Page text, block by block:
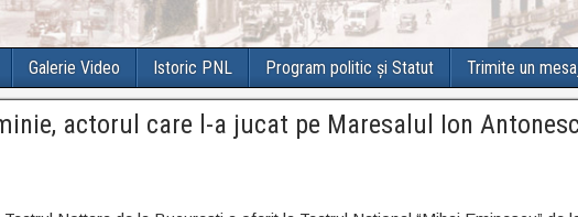
Galerie Video Istoric PNL Program politic și Statut Trimite un
actorul care l-a jucat pe Maresalul Ion